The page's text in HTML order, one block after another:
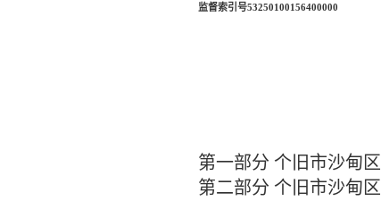
监督索引号53250100156400000
第一部分 个旧市沙甸区
第二部分 个旧市沙甸区